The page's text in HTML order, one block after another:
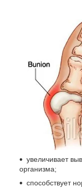
увеличивает
организма;
способствует